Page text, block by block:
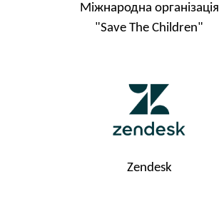
Міжнародна організація
"Save The Children"
Zendesk